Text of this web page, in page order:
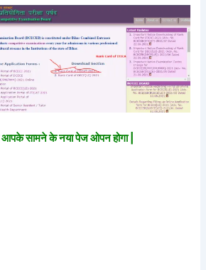
सामने के नया पेज ओपन होगा |